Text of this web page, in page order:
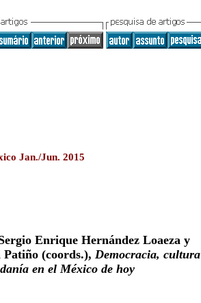
Jan./Jun. 2015
Enrique Hernández Loaeza y
(coords.), Democracia, cultura
en el México de hoy